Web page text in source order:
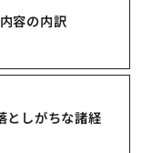
容の内訳
としがちな諸経